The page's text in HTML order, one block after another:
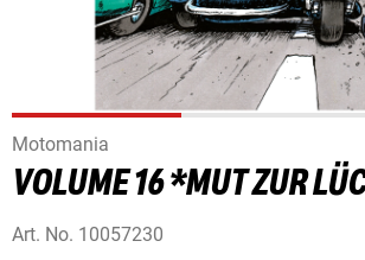
Motomania
VOLUME 16 *MUT ZUR
Art. No. 10057230